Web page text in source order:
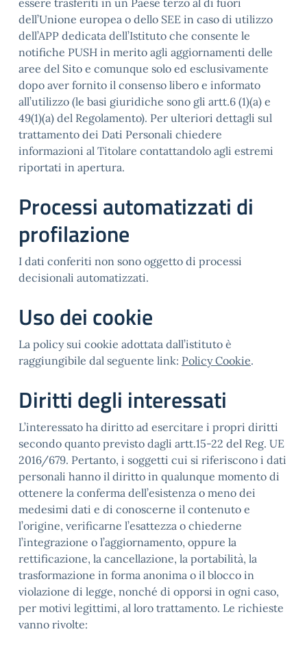
essere trasferiti in un Paese terzo al di fuori
dell’Unione europea o dello SEE in caso di utilizzo
dell’APP dedicata dell’Istituto che consente le
notifiche PUSH in merito agli aggiornamenti delle
aree del Sito e comunque solo ed esclusivamente
dopo aver fornito il consenso libero e informato
all’utilizzo (le basi giuridiche sono gli artt.6 (1)(a) e
49(1)(a) del Regolamento). Per ulteriori dettagli sul
trattamento dei Dati Personali chiedere
informazioni al Titolare contattandolo agli estremi
riportati in apertura.
Processi automatizzati di
profilazione
I dati conferiti non sono oggetto di processi
decisionali automatizzati.
Uso dei cookie
La policy sui cookie adottata dall’istituto è
raggiungibile dal seguente link: Policy Cookie.
Diritti degli interessati
L’interessato ha diritto ad esercitare i propri diritti
secondo quanto previsto dagli artt.15-22 del Reg. UE
2016/679. Pertanto, i soggetti cui si riferiscono i dati
personali hanno il diritto in qualunque momento di
ottenere la conferma dell’esistenza o meno dei
medesimi dati e di conoscerne il contenuto e
l’origine, verificarne l’esattezza o chiederne
l’integrazione o l’aggiornamento, oppure la
rettificazione, la cancellazione, la portabilità, la
trasformazione in forma anonima o il blocco in
violazione di legge, nonché di opporsi in ogni caso,
per motivi legittimi, al loro trattamento. Le richieste
vanno rivolte: